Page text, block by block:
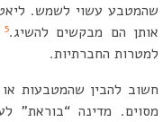
שהמטבע עשוי לשמש.
אותן הם מבקשים להשיג.5
למטרות החברתיות.
חשוב להבין שהמטבעות
מסוים. מדינה “בוראת”